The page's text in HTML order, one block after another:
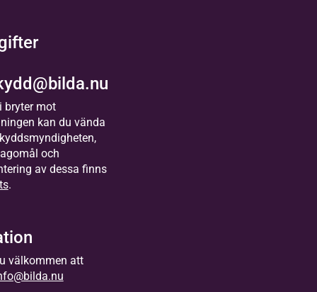
bryter mot
kan du vända
och
av dessa finns
.
välkommen att